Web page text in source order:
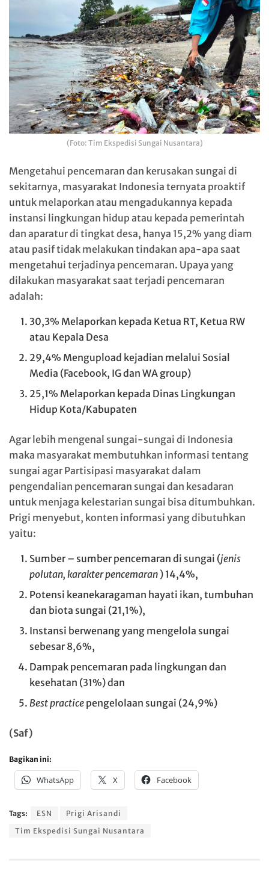
(Foto: Tim Ekspedisi Sungai Nusantara)
Mengetahui pencemaran dan kerusakan sungai di
sekitarnya, masyarakat Indonesia ternyata proaktif
untuk melaporkan atau mengadukannya kepada
instansi lingkungan hidup atau kepada pemerintah
dan aparatur di tingkat desa, hanya 15,2% yang diam
atau pasif tidak melakukan tindakan apa-apa saat
mengetahui terjadinya pencemaran. Upaya yang
dilakukan masyarakat saat terjadi pencemaran
adalah:
30,3% Melaporkan kepada Ketua RT, Ketua RW
atau Kepala Desa
29,4% Mengupload kejadian melalui Sosial
Media (Facebook, IG dan WA group)
25,1% Melaporkan kepada Dinas Lingkungan
Hidup Kota/Kabupaten
Agar lebih mengenal sungai-sungai di Indonesia
maka masyarakat membutuhkan informasi tentang
sungai agar Partisipasi masyarakat dalam
pengendalian pencemaran sungai dan kesadaran
untuk menjaga kelestarian sungai bisa ditumbuhkan.
Prigi menyebut, konten informasi yang dibutuhkan
yaitu:
Sumber – sumber pencemaran di sungai (jenis
polutan, karakter pencemaran ) 14,4%,
Potensi keanekaragaman hayati ikan, tumbuhan
dan biota sungai (21,1%),
Instansi berwenang yang mengelola sungai
sebesar 8,6%,
Dampak pencemaran pada lingkungan dan
kesehatan (31%) dan
Best practice pengelolaan sungai (24,9%)
(Saf)
Bagikan ini:
WhatsApp X Facebook
Tags: ESN
Prigi Arisandi
Tim Ekspedisi Sungai Nusantara